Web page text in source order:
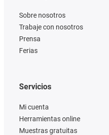
Sobre nosotros
Trabaje con nosotros
Prensa
Ferias
Servicios
Mi cuenta
Herramientas online
Muestras gratuitas